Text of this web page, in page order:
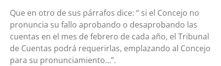
Que en otro de sus párrafos dice: “ si el Concejo no
pronuncia su fallo aprobando o desaprobando las
cuentas en el mes de febrero de cada año, el Tribunal
de Cuentas podrá requerirlas, emplazando al Concejo
para su pronunciamiento…”.